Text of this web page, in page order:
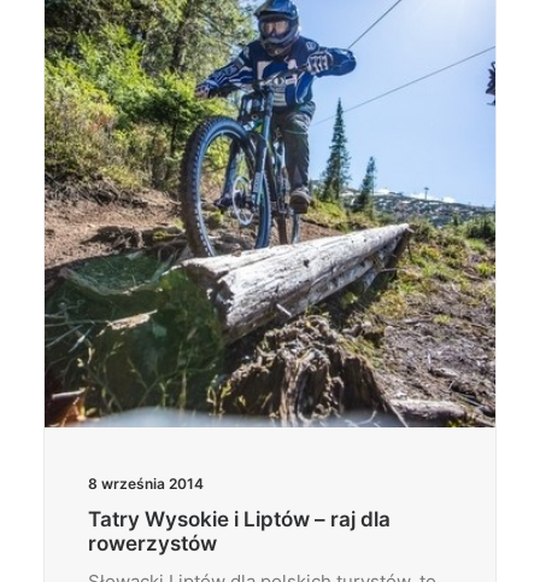
8 września 2014
Tatry Wysokie i Liptów – raj dla
rowerzystów